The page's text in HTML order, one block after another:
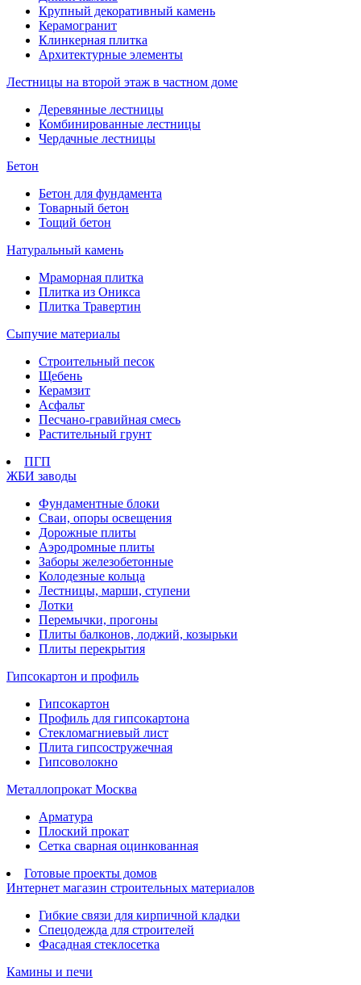
Крупный декоративный камень
Керамогранит
Клинкерная плитка
Архитектурные элементы
Лестницы на второй этаж в частном доме
Деревянные лестницы
Комбинированные лестницы
Чердачные лестницы
Бетон
Бетон для фундамента
Товарный бетон
Тощий бетон
Натуральный камень
Мраморная плитка
Плитка из Оникса
Плитка Травертин
Сыпучие материалы
Строительный песок
Щебень
Керамзит
Асфальт
Песчано-гравийная смесь
Растительный грунт
ПГП
ЖБИ заводы
Фундаментные блоки
Сваи, опоры освещения
Дорожные плиты
Аэродромные плиты
Заборы железобетонные
Колодезные кольца
Лестницы, марши, ступени
Лотки
Перемычки, прогоны
Плиты балконов, лоджий, козырьки
Плиты перекрытия
Гипсокартон и профиль
Гипсокартон
Профиль для гипсокартона
Стекломагниевый лист
Плита гипсостружечная
Гипсоволокно
Металлопрокат Москва
Арматура
Плоский прокат
Сетка сварная оцинкованная
Готовые проекты домов
Интернет магазин строительных материалов
Гибкие связи для кирпичной кладки
Спецодежда для строителей
Фасадная стеклосетка
Камины и печи